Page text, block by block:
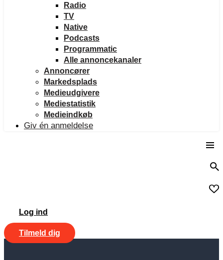
Radio
TV
Native
Podcasts
Programmatic
Alle annoncekanaler
Annoncører
Markedsplads
Medieudgivere
Mediestatistik
Medieindkøb
Giv én anmeldelse
Log ind
Tilmeld dig